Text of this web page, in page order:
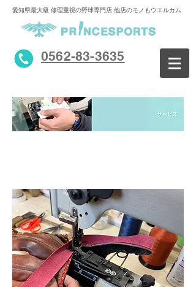
愛知県最大級 修理重視の野球専門店 他店のモノもウエルカム
0562-83-3635